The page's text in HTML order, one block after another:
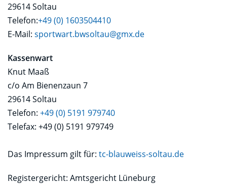
29614 Soltau
Telefon:+49 (0) 1603504410
E-Mail: sportwart.bwsoltau@gmx.de
Kassenwart
Knut Maaß
c/o Am Bienenzaun 7
29614 Soltau
Telefon: +49 (0) 5191 979740
Telefax: +49 (0) 5191 979749
Das Impressum gilt für: tc-blauweiss-soltau.de
Registergericht: Amtsgericht Lüneburg